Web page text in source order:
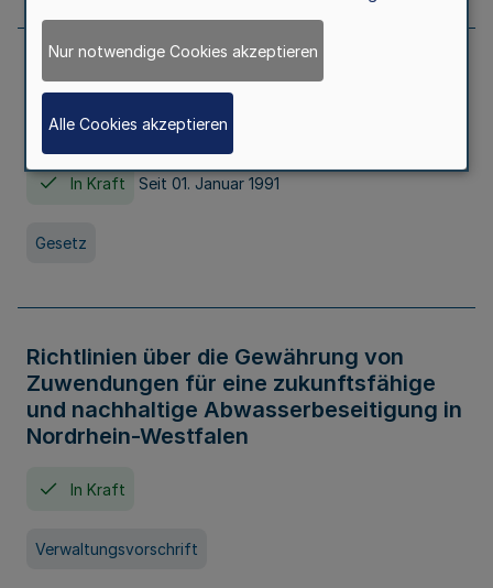
Erstes Gesetz zur Ausführung des
Kinder- und Jugendhilfegesetzes - AG -
KJHG -
In Kraft Seit 01. Januar 1991
Gesetz
Richtlinien über die Gewährung von
Zuwendungen für eine zukunftsfähige
und nachhaltige Abwasserbeseitigung in
Nordrhein-Westfalen
In Kraft
Verwaltungsvorschrift
Nur notwendige Cookies akzeptieren
Alle Cookies akzeptieren